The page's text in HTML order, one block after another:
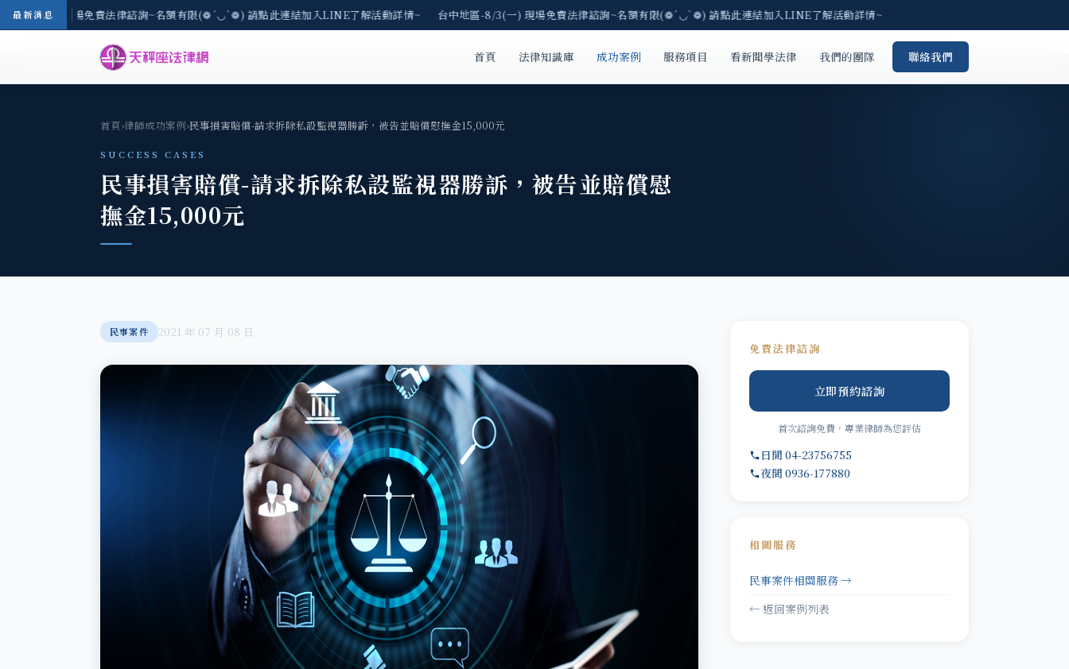
最新消息
-8/3(一) 現場免費法律諮詢~名額有限(❁´◡`❁) 請點此連結加入LINE了解活動詳情~ 台中地區-8/3(一) 現場免費法律諮詢~名額有限(❁´◡`❁) 請點此連結加入LINE了解活動詳情~
首頁 法律知識庫 成功案例 服務項目 看新聞學法律 我們的團隊 聯絡我們
首頁›律師成功案例›民事損害賠償-請求拆除私設監視器勝訴，被告並賠償慰撫金15,000元
SUCCESS CASES
民事損害賠償-請求拆除私設監視器勝訴，被告並賠償慰
撫金15,000元
民事案件 2021 年 07 月 08 日
免費法律諮詢
立即預約諮詢
首次諮詢免費，專業律師為您評估
日間 04-23756755
夜間 0936-177880
相關服務
民事案件相關服務 →
← 返回案例列表